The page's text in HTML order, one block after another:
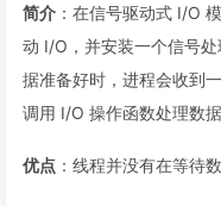
简介 ：在信号驱动式 I/O
动 I/O，并安装一个信号
据准备好时，进程会收到
调用 I/O 操作函数处理数据
优点 ：线程并没有在等待